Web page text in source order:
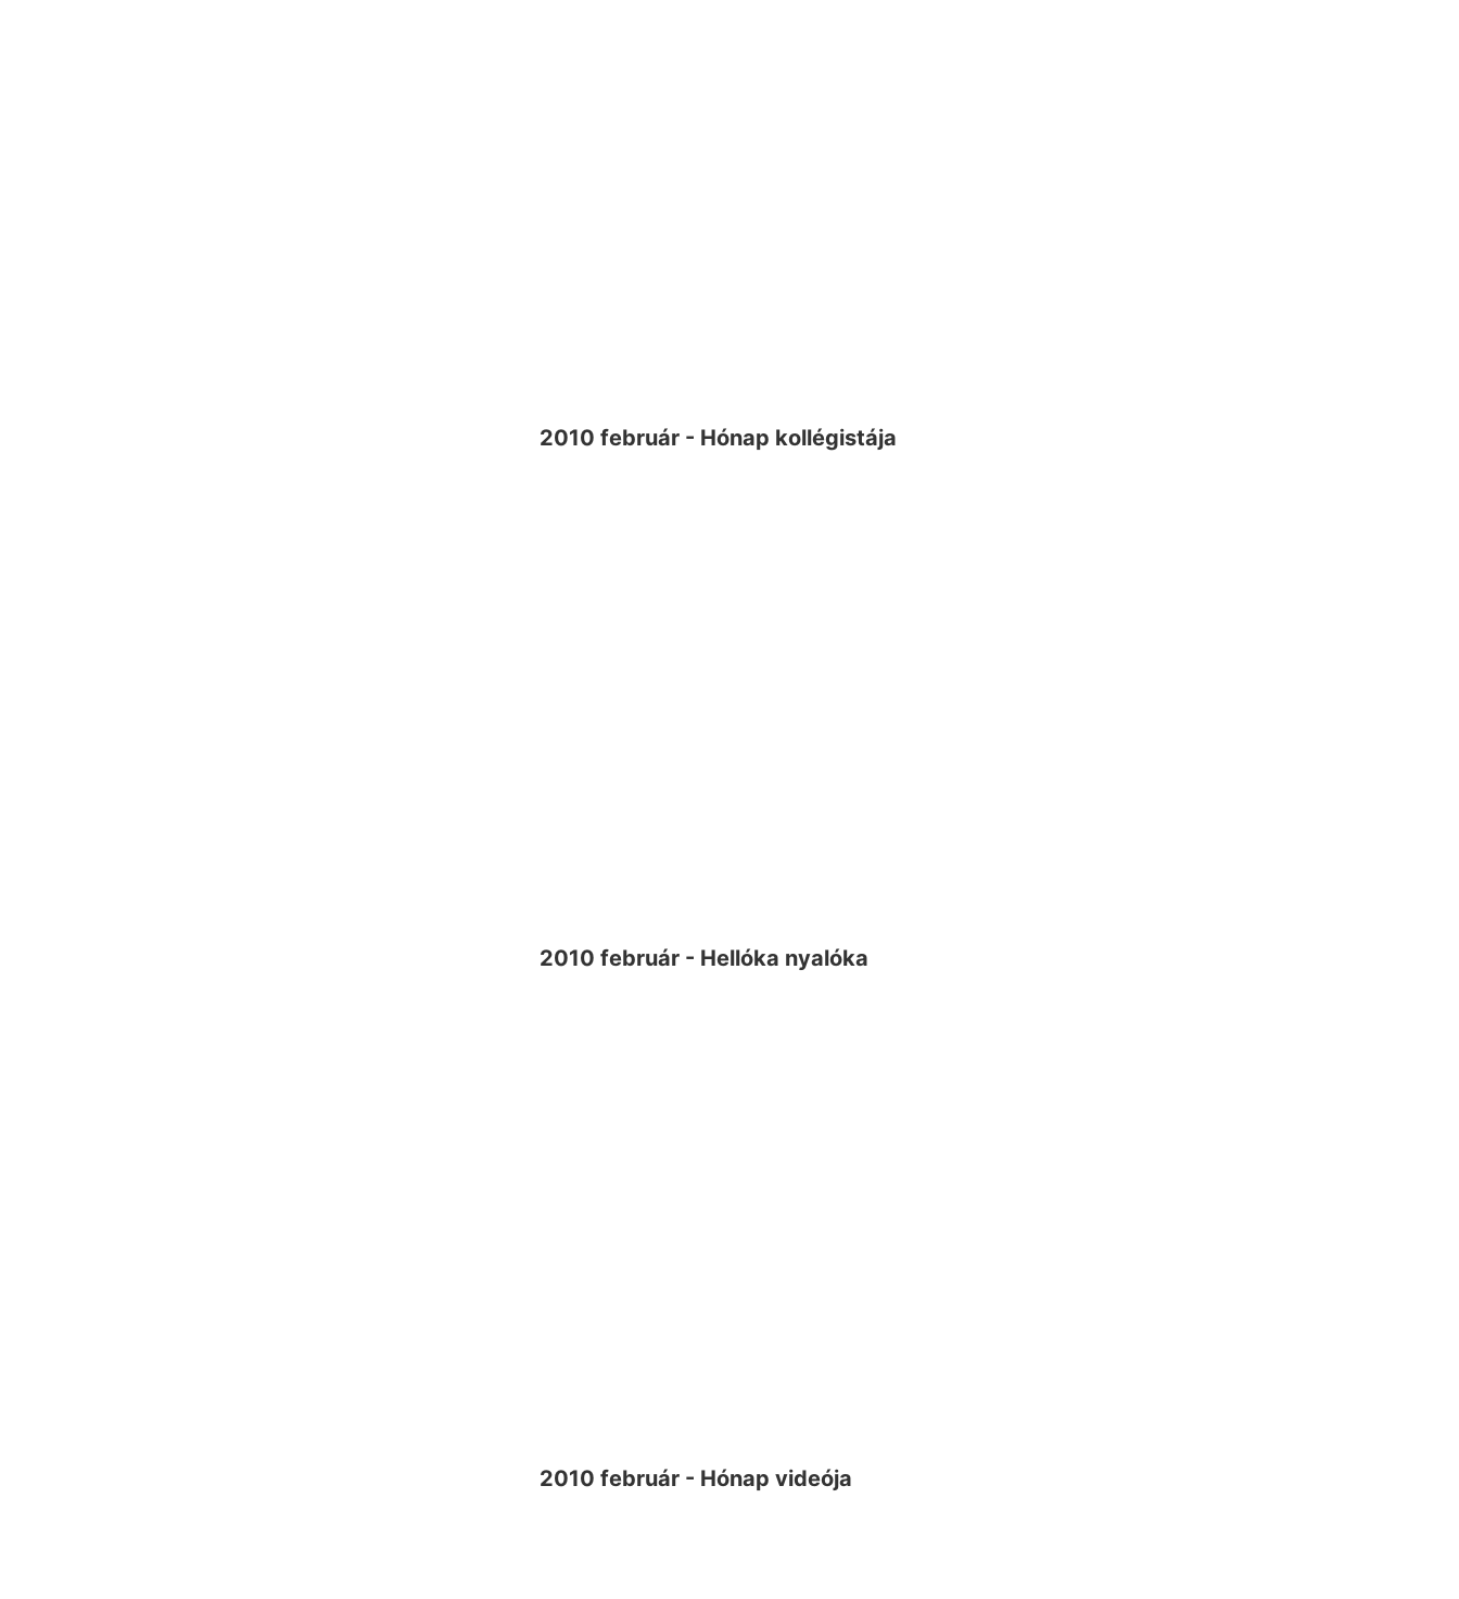
2010 február - Hónap kollégistája
2010 február - Hellóka nyalóka
2010 február - Hónap videója